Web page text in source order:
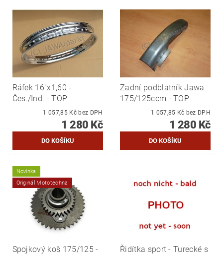
Ráfek 16"x1,60 -
Čes./Ind. - TOP
1 057,85 Kč bez DPH
1 280 Kč
Zadní podblatník Jawa
175/125ccm - TOP
1 057,85 Kč bez DPH
1 280 Kč
Novinka
Originál Mototechna
Spojkový koš 175/125 -
Řidítka sport - Turecké s